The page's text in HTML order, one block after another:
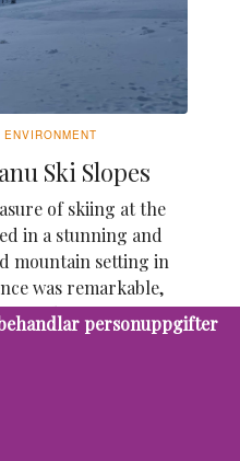
ENVIRONMENT
Ski Slopes
of skiing at the
in a stunning and
mountain setting in
was remarkable,
key...personuppgifter